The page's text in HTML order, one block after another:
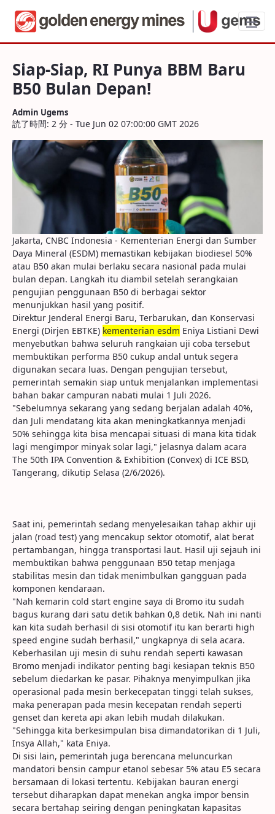
Siap-Siap, RI Punya BBM Baru B50 Bulan
Siap-Siap, RI Punya BBM Baru
B50 Bulan Depan!
Admin Ugems
読了時間: 2 分 - Tue Jun 02 07:00:00 GMT 2026
Jakarta, CNBC Indonesia - Kementerian Energi dan Sumber
Daya Mineral (ESDM) memastikan kebijakan biodiesel 50%
atau B50 akan mulai berlaku secara nasional pada mulai
bulan depan. Langkah itu diambil setelah serangkaian
pengujian penggunaan B50 di berbagai sektor
menunjukkan hasil yang positif.
Direktur Jenderal Energi Baru, Terbarukan, dan Konservasi
Energi (Dirjen EBTKE) kementerian esdm Eniya Listiani Dewi
menyebutkan bahwa seluruh rangkaian uji coba tersebut
membuktikan performa B50 cukup andal untuk segera
digunakan secara luas. Dengan pengujian tersebut,
pemerintah semakin siap untuk menjalankan implementasi
bahan bakar campuran nabati mulai 1 Juli 2026.
"Sebelumnya sekarang yang sedang berjalan adalah 40%,
dan Juli mendatang kita akan meningkatkannya menjadi
50% sehingga kita bisa mencapai situasi di mana kita tidak
lagi mengimpor minyak solar lagi," jelasnya dalam acara
The 50th IPA Convention & Exhibition (Convex) di ICE BSD,
Tangerang, dikutip Selasa (2/6/2026).
Saat ini, pemerintah sedang menyelesaikan tahap akhir uji
jalan (road test) yang mencakup sektor otomotif, alat berat
pertambangan, hingga transportasi laut. Hasil uji sejauh ini
membuktikan bahwa penggunaan B50 tetap menjaga
stabilitas mesin dan tidak menimbulkan gangguan pada
komponen kendaraan.
"Nah kemarin cold start engine saya di Bromo itu sudah
bagus kurang dari satu detik bahkan 0,8 detik. Nah ini nanti
kan kita sudah berhasil di sisi otomotif itu kan berarti high
speed engine sudah berhasil," ungkapnya di sela acara.
Keberhasilan uji mesin di suhu rendah seperti kawasan
Bromo menjadi indikator penting bagi kesiapan teknis B50
sebelum diedarkan ke pasar. Pihaknya menyimpulkan jika
operasional pada mesin berkecepatan tinggi telah sukses,
maka penerapan pada mesin kecepatan rendah seperti
genset dan kereta api akan lebih mudah dilakukan.
"Sehingga kita berkesimpulan bisa dimandatorikan di 1 Juli,
Insya Allah," kata Eniya.
Di sisi lain, pemerintah juga berencana meluncurkan
mandatori bensin campur etanol sebesar 5% atau E5 secara
bersamaan di lokasi tertentu. Kebijakan bauran energi
tersebut diharapkan dapat menekan angka impor bensin
secara bertahap seiring dengan peningkatan kapasitas